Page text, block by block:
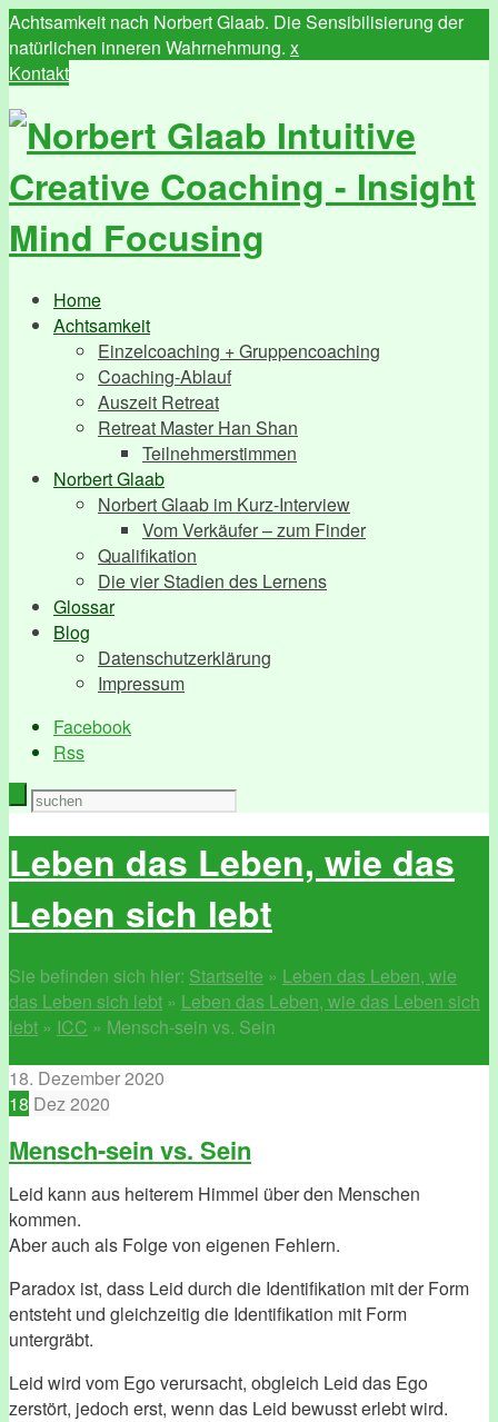
Achtsamkeit nach Norbert Glaab. Die Sensibilisierung der
natürlichen inneren Wahrnehmung. x
Kontakt
Home
Achtsamkeit
Einzelcoaching + Gruppencoaching
Coaching-Ablauf
Auszeit Retreat
Retreat Master Han Shan
Teilnehmerstimmen
Norbert Glaab
Norbert Glaab im Kurz-Interview
Vom Verkäufer – zum Finder
Qualifikation
Die vier Stadien des Lernens
Glossar
Blog
Datenschutzerklärung
Impressum
Facebook
Rss
Leben das Leben, wie das
Leben sich lebt
Sie befinden sich hier: Startseite » Leben das Leben, wie
das Leben sich lebt » Leben das Leben, wie das Leben sich
lebt » ICC » Mensch-sein vs. Sein
18. Dezember 2020
18 Dez2020
Mensch-sein vs. Sein
Leid kann aus heiterem Himmel über den Menschen
kommen.
Aber auch als Folge von eigenen Fehlern.
Paradox ist, dass Leid durch die Identifikation mit der Form
entsteht und gleichzeitig die Identifikation mit Form
untergräbt.
Leid wird vom Ego verursacht, obgleich Leid das Ego
zerstört, jedoch erst, wenn das Leid bewusst erlebt wird.